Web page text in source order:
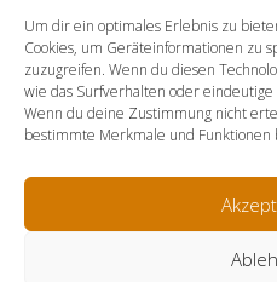
Um dir ein optimales Erlebnis zu
Cookies, um Geräteinformationen zu
zuzugreifen. Wenn du diesen
wie das Surfverhalten oder
Wenn du deine Zustimmung nicht
bestimmte Merkmale und
vom 1.
MO
09.00 –
14. 00 –
SA-SO
Über uns